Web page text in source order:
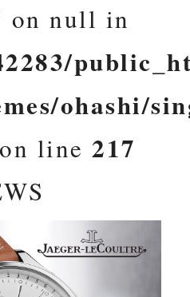
on null in
ohashi/
on line217